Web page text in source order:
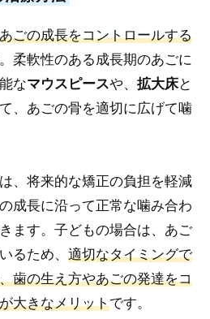
あごの成長をコントロールする
柔軟性のある成長期のあごに
なマウスピースや、 拡大床と
、あごの骨を適切に広げて噛
、将来的な矯正の負担を軽減
成長に沿って正常な噛み合わ
ます。子どもの場合は、あご
るため、 適切なタイミングで
歯の生え方やあごの発達をコ
大きなメリットです。